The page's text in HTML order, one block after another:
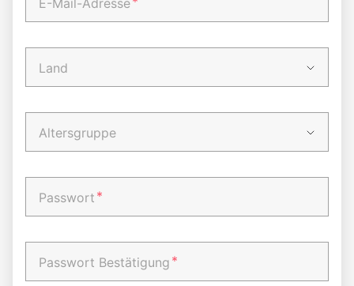
E-Mail-Adresse
Land
Altersgruppe
Passwort *
Passwort Bestätigung *